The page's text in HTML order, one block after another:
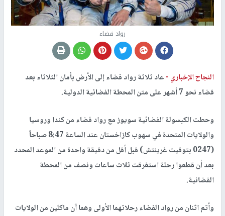
رواد فضاء
النجاح الإخباري -عاد ثلاثة رواد فضاء إلى الأرض بأمان الثلاثاء بعد
قضاء نحو 7 أشهر على متن المحطة الفضائية الدولية.
وحطت الكبسولة الفضائية سويوز مع رواد فضاء من كندا وروسيا
والولايات المتحدة في سهوب كازاخستان عند الساعة 8:47 صباحاً
(0247 بتوقيت غرينتش) قبل أقل من دقيقة واحدة من الموعد المحدد
بعد أن قطعوا رحلة استغرقت ثلاث ساعات ونصف من المحطة
الفضائية.
وأتم اثنان من رواد الفضاء رحلاتهما الأولى وهما آن ماكلين من الولايات